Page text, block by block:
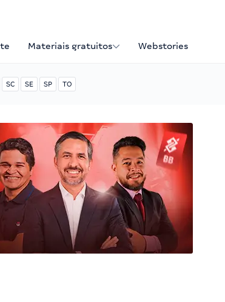
Materiais gratuitos Webstories
SC SE SP TO